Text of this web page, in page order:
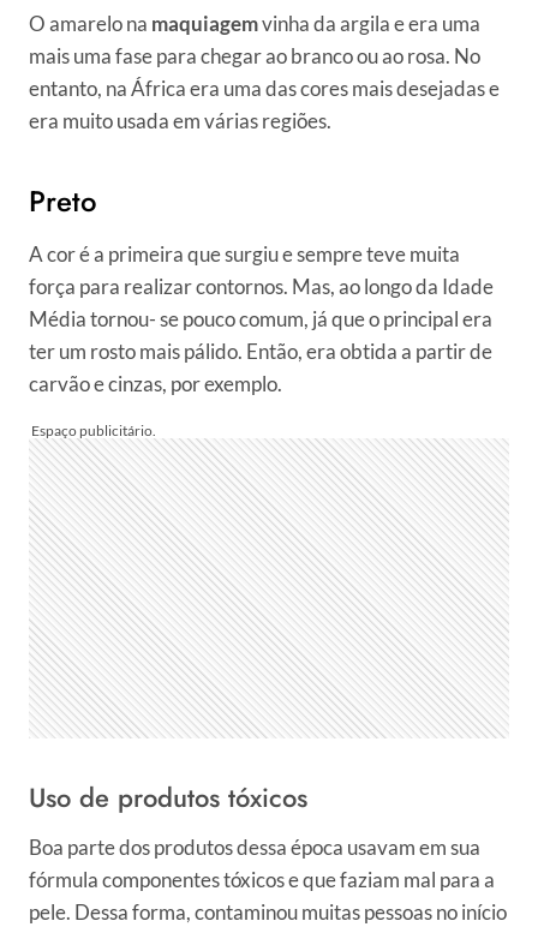
O amarelo na maquiagemvinha da argila e era uma
mais uma fase para chegar ao branco ou ao rosa. No
entanto, na África era uma das cores mais desejadas e
era muito usada em várias regiões.
Preto
A cor é a primeira que surgiu e sempre teve muita
força para realizar contornos. Mas, ao longo da Idade
Média tornou- se pouco comum, já que o principal era
ter um rosto mais pálido. Então, era obtida a partir de
carvão e cinzas, por exemplo.
Uso de produtos tóxicos
Boa parte dos produtos dessa época usavam em sua
fórmula componentes tóxicos e que faziam mal para a
pele. Dessa forma, contaminou muitas pessoas no início